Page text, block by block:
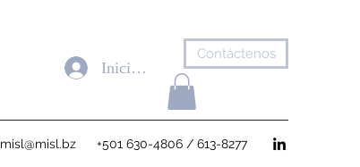
Contáctenos
misl@misl.bz +501 630-4806 / 613-8277
Iniciar sesión